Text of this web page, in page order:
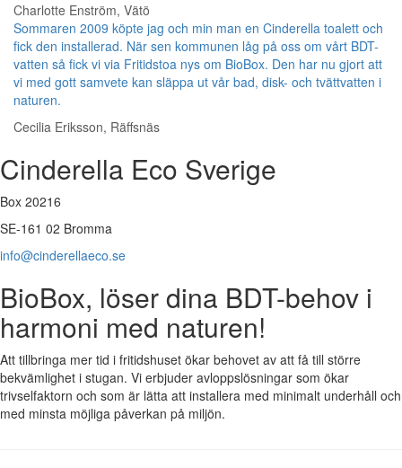
Charlotte Enström, Vätö
Sommaren 2009 köpte jag och min man en Cinderella toalett och
fick den installerad. När sen kommunen låg på oss om vårt BDT-
vatten så fick vi via Fritidstoa nys om BioBox. Den har nu gjort att
vi med gott samvete kan släppa ut vår bad, disk- och tvättvatten i
naturen.
Cecilia Eriksson, Räffsnäs
Cinderella Eco Sverige
Box 20216
SE-161 02 Bromma
info@cinderellaeco.se
BioBox, löser dina BDT-behov i
harmoni med naturen!
Att tillbringa mer tid i fritidshuset ökar behovet av att få till större
bekvämlighet i stugan. Vi erbjuder avloppslösningar som ökar
trivselfaktorn och som är lätta att installera med minimalt underhåll och
med minsta möjliga påverkan på miljön.